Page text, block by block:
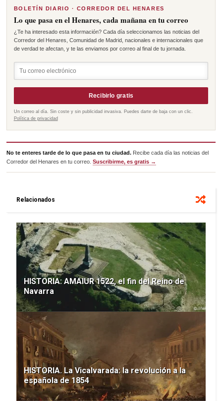
BOLETÍN DIARIO · CORREDOR DEL HENARES
Lo que pasa en el Henares, cada mañana en tu correo
¿Te ha interesado esta información? Cada día seleccionamos las noticias del
Corredor del Henares, Comunidad de Madrid, nacionales e internacionales que
de verdad te afectan, y te las enviamos por correo al final de tu jornada.
Recibirlo gratis
Un correo al día. Sin coste y sin publicidad invasiva. Puedes darte de baja con un clic.
Política de privacidad
No te enteres tarde de lo que pasa en tu ciudad. Recibe cada día las noticias del
Corredor del Henares en tu correo.Suscribirme, es gratis →
Relacionados
HISTORIA: AMAIUR 1522, el fin del Reino de
Navarra
HISTORIA. La Vicalvarada: la revolución a la
española de 1854